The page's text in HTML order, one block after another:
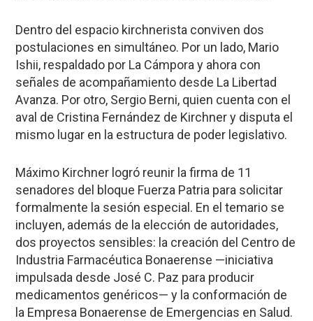
Dentro del espacio kirchnerista conviven dos
postulaciones en simultáneo. Por un lado, Mario
Ishii, respaldado por La Cámpora y ahora con
señales de acompañamiento desde La Libertad
Avanza. Por otro, Sergio Berni, quien cuenta con el
aval de Cristina Fernández de Kirchner y disputa el
mismo lugar en la estructura de poder legislativo.
Máximo Kirchner logró reunir la firma de 11
senadores del bloque Fuerza Patria para solicitar
formalmente la sesión especial. En el temario se
incluyen, además de la elección de autoridades,
dos proyectos sensibles: la creación del Centro de
Industria Farmacéutica Bonaerense —iniciativa
impulsada desde José C. Paz para producir
medicamentos genéricos— y la conformación de
la Empresa Bonaerense de Emergencias en Salud.